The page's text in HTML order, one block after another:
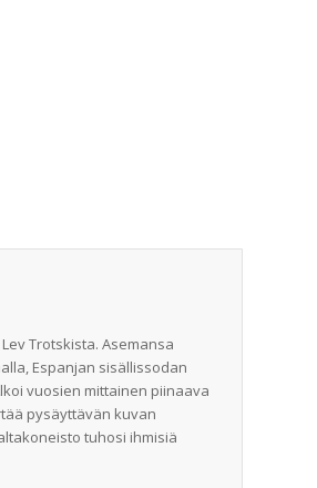
Trotskista. Asemansa
Espanjan sisällissodan
vuosien mittainen piinaava
pysäyttävän kuvan
tuhosi ihmisiä